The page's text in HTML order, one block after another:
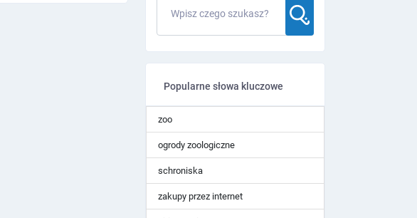
Wpisz czego szukasz?
Popularne słowa kluczowe
zoo
ogrody zoologiczne
schroniska
zakupy przez internet